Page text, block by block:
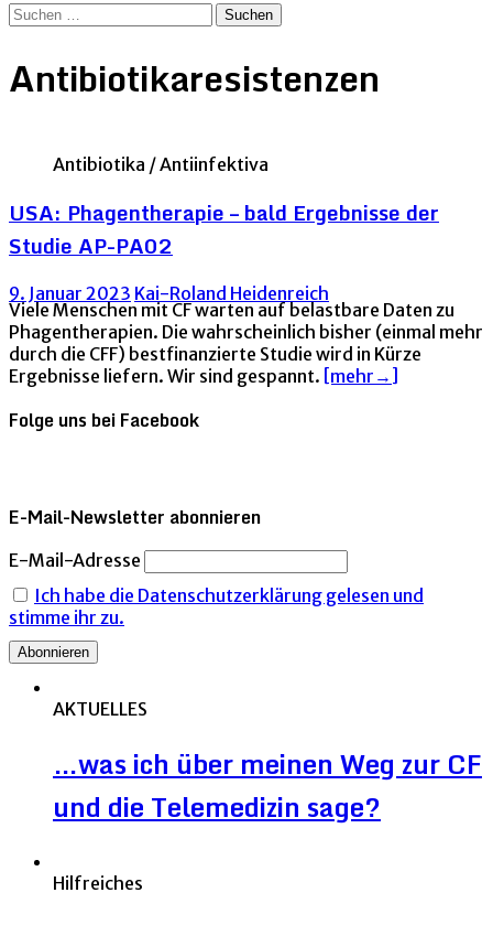
Suchen
Antibiotikaresistenzen
Antibiotika / Antiinfektiva
USA: Phagentherapie – bald Ergebnisse der
Studie AP-PA02
9. Januar 2023 Kai-Roland Heidenreich
Viele Menschen mit CF warten auf belastbare Daten zu
Phagentherapien. Die wahrscheinlich bisher (einmal mehr
durch die CFF) bestfinanzierte Studie wird in Kürze
Ergebnisse liefern. Wir sind gespannt. [mehr→]
Folge uns bei Facebook
E-Mail-Newsletter abonnieren
E-Mail-Adresse
Ich habe die Datenschutzerklärung gelesen und
stimme ihr zu.
AKTUELLES
…was ich über meinen Weg zur CF
und die Telemedizin sage?
Hilfreiches